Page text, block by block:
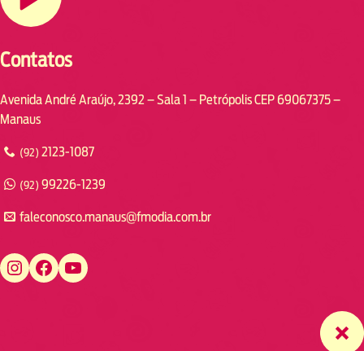
Contatos
Avenida André Araújo, 2392 – Sala 1 – Petrópolis CEP 69067375 –
Manaus
(92) 2123-1087
(92) 99226-1239
faleconosco.manaus@fmodia.com.br
https://www.instagram.com/fmodiamanaus/ https://www.facebook.com/fmodiamanaus https://www.youtube.com/user/radiofmodia